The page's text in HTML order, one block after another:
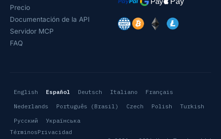
Precio
Documentación de la API
Servidor MCP
FAQ
English Español Deutsch Italiano
Français
Nederlands
Português (Brasil) Czech Polish
Turkish
Русский
Українська
TérminosPrivacidad